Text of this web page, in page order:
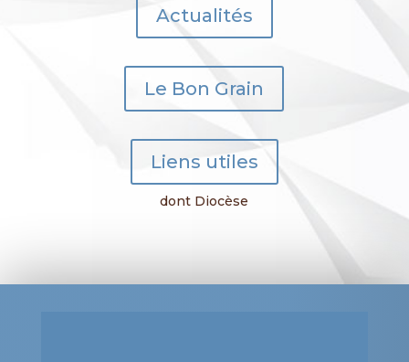
Actualités
Le Bon Grain
Liens utiles
dont Diocèse